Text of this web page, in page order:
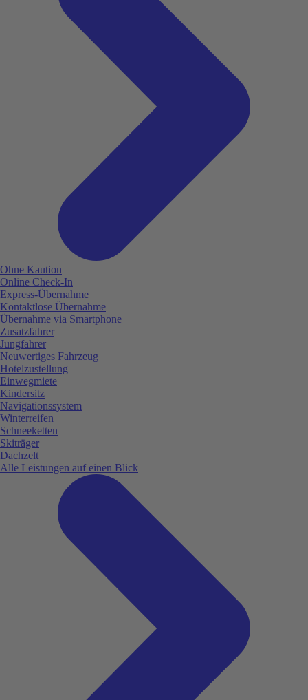
Ohne Kaution
Online Check-In
Express-Übernahme
Kontaktlose Übernahme
Übernahme via Smartphone
Zusatzfahrer
Jungfahrer
Neuwertiges Fahrzeug
Hotelzustellung
Einwegmiete
Kindersitz
Navigationssystem
Winterreifen
Schneeketten
Skiträger
Dachzelt
Alle Leistungen auf einen Blick